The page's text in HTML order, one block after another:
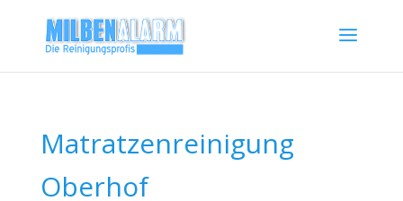
Matratzenreinigung
Oberhof